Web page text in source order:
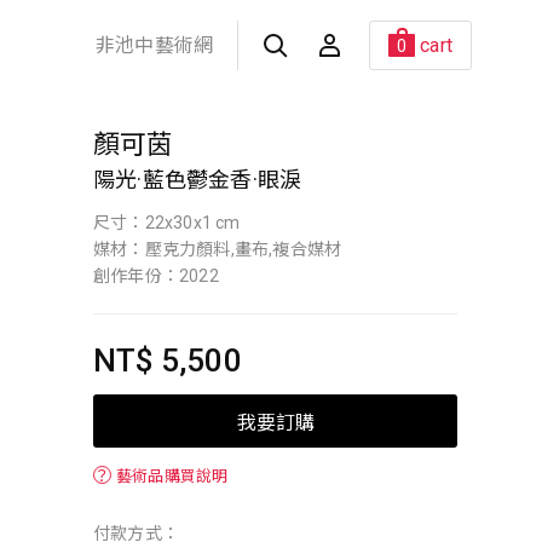
非池中藝術網 0 cart
顏可茵
陽光·藍色鬱金香·眼淚
尺寸：22x30x1 cm
媒材：壓克力顏料,畫布,複合媒材
創作年份：2022
NT$ 5,500
我要訂購
？ 藝術品購買說明
付款方式：